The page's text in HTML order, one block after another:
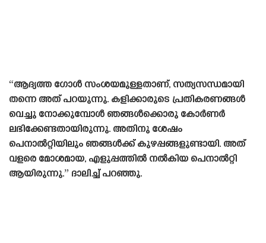
“ആദ്യത്ത ഗോൾ സംശയമുള്ളതാണ്, സത്യസന്ധമായി
തന്നെ അത് പറയുന്നു. കളിക്കാരുടെ പ്രതികരണങ്ങൾ
വെച്ചു നോക്കുമ്പോൾ ഞങ്ങൾക്കൊരു കോർണർ
ലഭിക്കേണ്ടതായിരുന്നു. അതിനു ശേഷം
പെനാൽറ്റിയിലും ഞങ്ങൾക്ക് കുഴപ്പങ്ങളുണ്ടായി. അത്
വളരെ മോശമായ, എളുപ്പത്തിൽ നൽകിയ പെനാൽറ്റി
ആയിരുന്നു.” ദാലിച്ച് പറഞ്ഞു.